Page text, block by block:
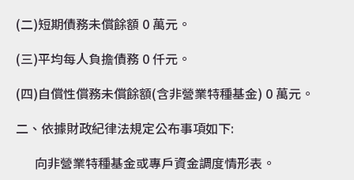
資訊公開
(二)短期債務未償餘額 0 萬元。
(三)平均每人負擔債務 0 仟元。
(四)自償性償務未償餘額(含非營業特種基金) 0 萬元。
二、依據財政紀律法規定公布事項如下:
向非營業特種基金或專戶資金調度情形表。